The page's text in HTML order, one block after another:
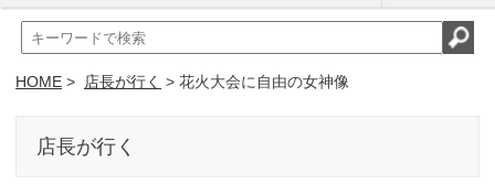
HOME > 店長が行く > 花火大会に自由の女神像
店長が行く